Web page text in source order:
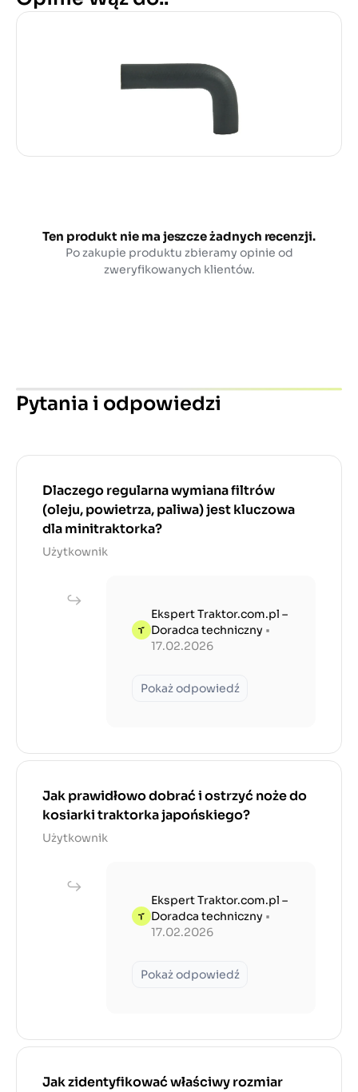
Ten produkt nie ma jeszcze żadnych recenzji.
Po zakupie produktu zbieramy opinie od
zweryfikowanych klientów.
Pytania i odpowiedzi
Dlaczego regularna wymiana filtrów
(oleju, powietrza, paliwa) jest kluczowa
dla minitraktorka?
Użytkownik
Ekspert Traktor.com.pl –
Doradca techniczny •
17.02.2026
Pokaż odpowiedź
Jak prawidłowo dobrać i ostrzyć noże do
kosiarki traktorka japońskiego?
Użytkownik
Ekspert Traktor.com.pl –
Doradca techniczny •
17.02.2026
Pokaż odpowiedź
Jak zidentyfikować właściwy rozmiar